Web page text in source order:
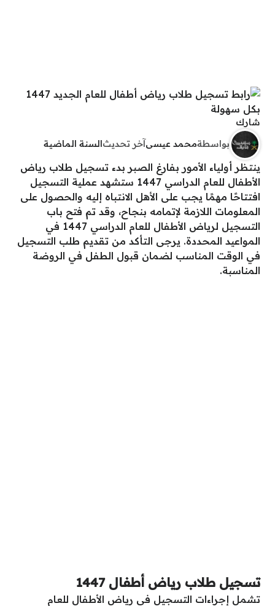
شارك
بواسطةمحمد عيسىآخر تحديثالسنة الماضية
ينتظر أولياء الأمور بفارغ الصبر بدء تسجيل طلاب رياض
الأطفال للعام الدراسي 1447 ستشهد عملية التسجيل
افتتاحًا مهمًا يجب على الأهل الانتباه إليه والحصول على
المعلومات اللازمة لإتمامه بنجاح، وقد تم فتح باب
التسجيل لرياض الأطفال للعام الدراسي 1447 في
المواعيد المحددة. يرجى التأكد من تقديم طلب التسجيل
في الوقت المناسب لضمان قبول الطفل في الروضة
المناسبة.
تسجيل طلاب رياض أطفال 1447
تشمل إجراءات التسجيل في رياض الأطفال للعام